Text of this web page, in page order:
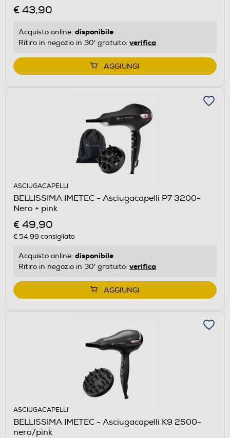
€ 43,90
Acquisto online: disponibile
Ritiro in negozio in 30' gratuito: verifica
AGGIUNGI
ASCIUGACAPELLI
BELLISSIMA IMETEC - Asciugacapelli P7 3200-
Nero + pink
€ 49,90
€ 54,99 consigliato
Acquisto online: disponibile
Ritiro in negozio in 30' gratuito: verifica
AGGIUNGI
ASCIUGACAPELLI
BELLISSIMA IMETEC - Asciugacapelli K9 2500-
nero/pink